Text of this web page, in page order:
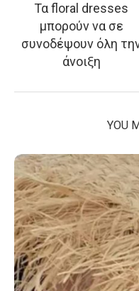
Τα floral dresses
μπορούν να σε
συνοδέψουν όλη
άνοιξη
YOU